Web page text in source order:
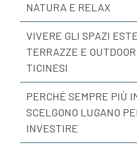
NATURA E RELAX
VIVERE GLI SPAZI
TERRAZZE E
TICINESI
PERCHÉ SEMPRE PIÙ
SCELGONO LUGANO
INVESTIRE